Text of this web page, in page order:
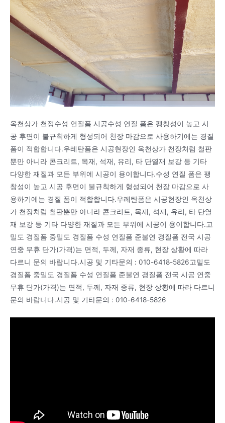
옥천상가 천정수성 연질폼 시공수성 연질 폼은 팽창성이 높고 시
공 후면이 불규칙하게 형성되어 천장 마감으로 사용하기에는 경질
폼이 적합합니다.우레탄폼은 시공현장인 옥천상가 천장처럼 철판
뿐만 아니라 콘크리트, 목재, 석재, 유리, 타 단열재 보강 등 기타
다양한 재질과 모든 부위에 시공이 용이합니다.수성 연질 폼은 팽
창성이 높고 시공 후면이 불규칙하게 형성되어 천장 마감으로 사
용하기에는 경질 폼이 적합합니다.우레탄폼은 시공현장인 옥천상
가 천장처럼 철판뿐만 아니라 콘크리트, 목재, 석재, 유리, 타 단열
재 보강 등 기타 다양한 재질과 모든 부위에 시공이 용이합니다.고
밀도 경질폼 중밀도 경질폼 수성 연질폼 준불연 경질폼 전국 시공
연중 무휴 단가(가격)는 면적, 두께, 자재 종류, 현장 상황에 따라
다르니 문의 바랍니다.시공 및 기타문의 : 010-6418-5826고밀도
경질폼 중밀도 경질폼 수성 연질폼 준불연 경질폼 전국 시공 연중
무휴 단가(가격)는 면적, 두께, 자재 종류, 현장 상황에 따라 다르니
문의 바랍니다.시공 및 기타문의 : 010-6418-5826